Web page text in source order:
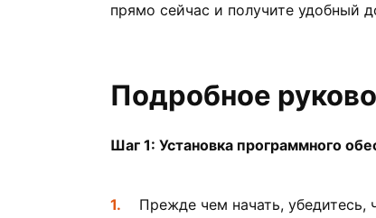
прямо сейчас и получите удобный
Подробное
Шаг 1: Установка программного
Прежде чем начать, убедитесь,